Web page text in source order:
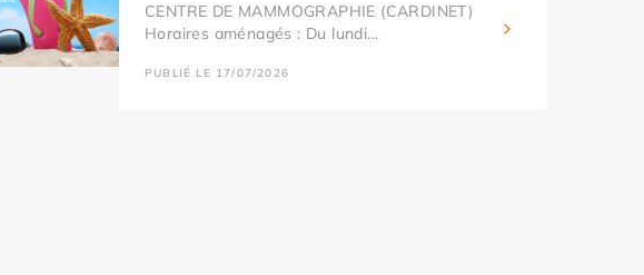
CENTRE DE MAMMOGRAPHIE (CARDINET)
Horaires aménagés : Du lundi...
PUBLIÉ LE 17/07/2026